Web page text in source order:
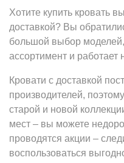
Хотите купить кровать
доставкой? Вы
большой выбор
ассортимент и
Кровати с доставкой
производителей,
старой и новой
мест – вы можете
проводятся акции –
воспользоваться